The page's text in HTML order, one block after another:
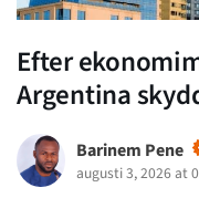
Efter
Argentina
Barinem Pene
augusti 3, 2026 at